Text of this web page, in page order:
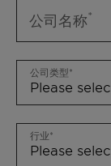
公司名称
公司类型
行业